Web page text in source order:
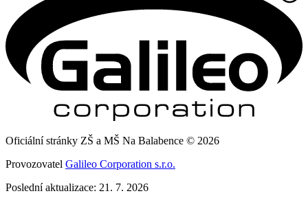
Oficiální stránky ZŠ a MŠ Na Balabence © 2026
Provozovatel Galileo Corporation s.r.o.
Poslední aktualizace: 21. 7. 2026